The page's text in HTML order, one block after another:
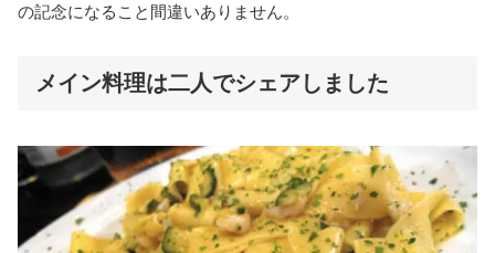
の記念になること間違いありません。
メイン料理は二人でシェアしました